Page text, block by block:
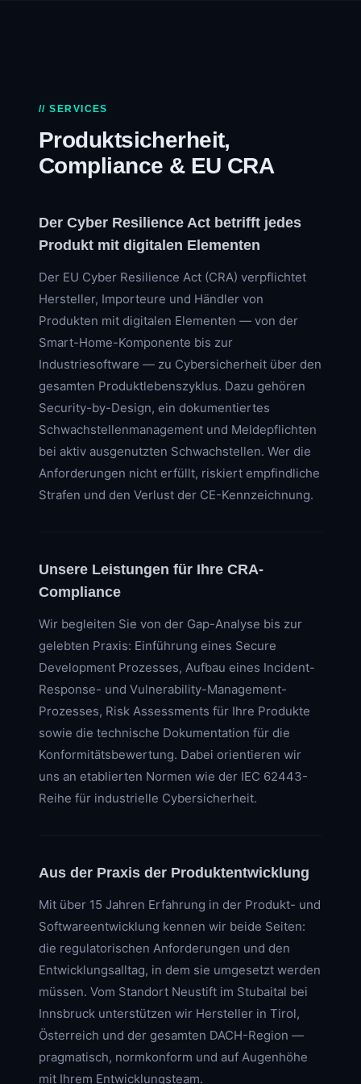
// SERVICES
Produktsicherheit,
Compliance & EU CRA
Der Cyber Resilience Act betrifft jedes
Produkt mit digitalen Elementen
Der EU Cyber Resilience Act (CRA) verpflichtet
Hersteller, Importeure und Händler von
Produkten mit digitalen Elementen — von der
Smart-Home-Komponente bis zur
Industriesoftware — zu Cybersicherheit über den
gesamten Produktlebenszyklus. Dazu gehören
Security-by-Design, ein dokumentiertes
Schwachstellenmanagement und Meldepflichten
bei aktiv ausgenutzten Schwachstellen. Wer die
Anforderungen nicht erfüllt, riskiert empfindliche
Strafen und den Verlust der CE-Kennzeichnung.
Unsere Leistungen für Ihre CRA-
Compliance
Wir begleiten Sie von der Gap-Analyse bis zur
gelebten Praxis: Einführung eines Secure
Development Prozesses, Aufbau eines Incident-
Response- und Vulnerability-Management-
Prozesses, Risk Assessments für Ihre Produkte
sowie die technische Dokumentation für die
Konformitätsbewertung. Dabei orientieren wir
uns an etablierten Normen wie der IEC 62443-
Reihe für industrielle Cybersicherheit.
Aus der Praxis der Produktentwicklung
Mit über 15 Jahren Erfahrung in der Produkt- und
Softwareentwicklung kennen wir beide Seiten:
die regulatorischen Anforderungen und den
Entwicklungsalltag, in dem sie umgesetzt werden
müssen. Vom Standort Neustift im Stubaital bei
Innsbruck unterstützen wir Hersteller in Tirol,
Österreich und der gesamten DACH-Region —
pragmatisch, normkonform und auf Augenhöhe
mit Ihrem Entwicklungsteam.